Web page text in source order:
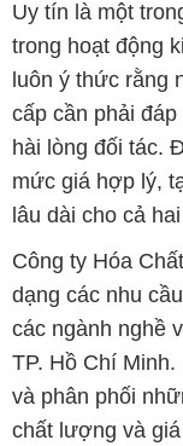
Uy tín là một
trong hoạt động
luôn ý thức rằng
cấp cần phải
hài lòng đối tác.
mức giá hợp lý,
lâu dài cho cả
Công ty Hóa
dạng các nhu
các ngành nghề
TP. Hồ Chí
và phân phối
chất lượng và